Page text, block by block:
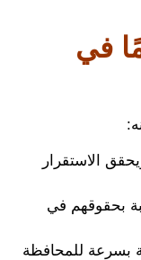
في
الاستقرار
في
للمحافظة